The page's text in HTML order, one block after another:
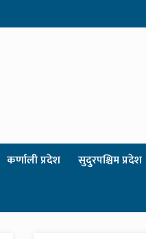
कर्णाली प्रदेश सुदुरपश्चिम प्रदेश